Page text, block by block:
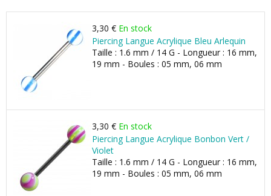
3,30 € En stock
Piercing Langue Acrylique Bleu Arlequin
Taille : 1.6 mm / 14 G - Longueur : 16 mm,
19 mm - Boules : 05 mm, 06 mm
3,30 € En stock
Piercing Langue Acrylique Bonbon Vert /
Violet
Taille : 1.6 mm / 14 G - Longueur : 16 mm,
19 mm - Boules : 05 mm, 06 mm